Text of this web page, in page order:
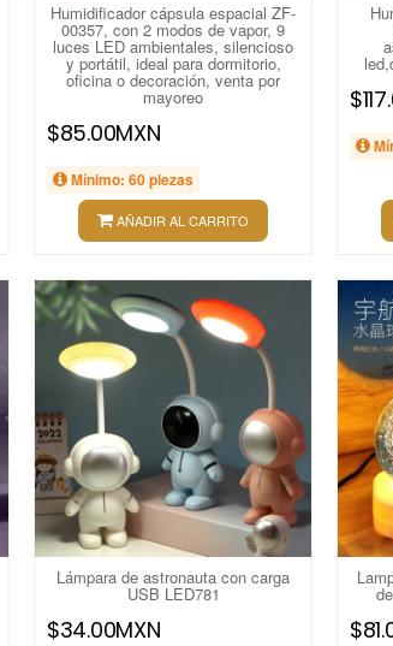
Humidificador cápsula espacial ZF-
00357, con 2 modos de vapor, 9
luces LED ambientales, silencioso
y portátil, ideal para dormitorio,
oficina o decoración, venta por
mayoreo
$85.00MXN
Mínimo: 60 piezas
AÑADIR AL CARRITO
Lámpara de astronauta con carga
USB LED781
$34.00MXN